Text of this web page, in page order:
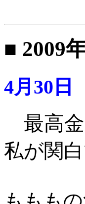
■ 2009
4月30日
最高
私が関白